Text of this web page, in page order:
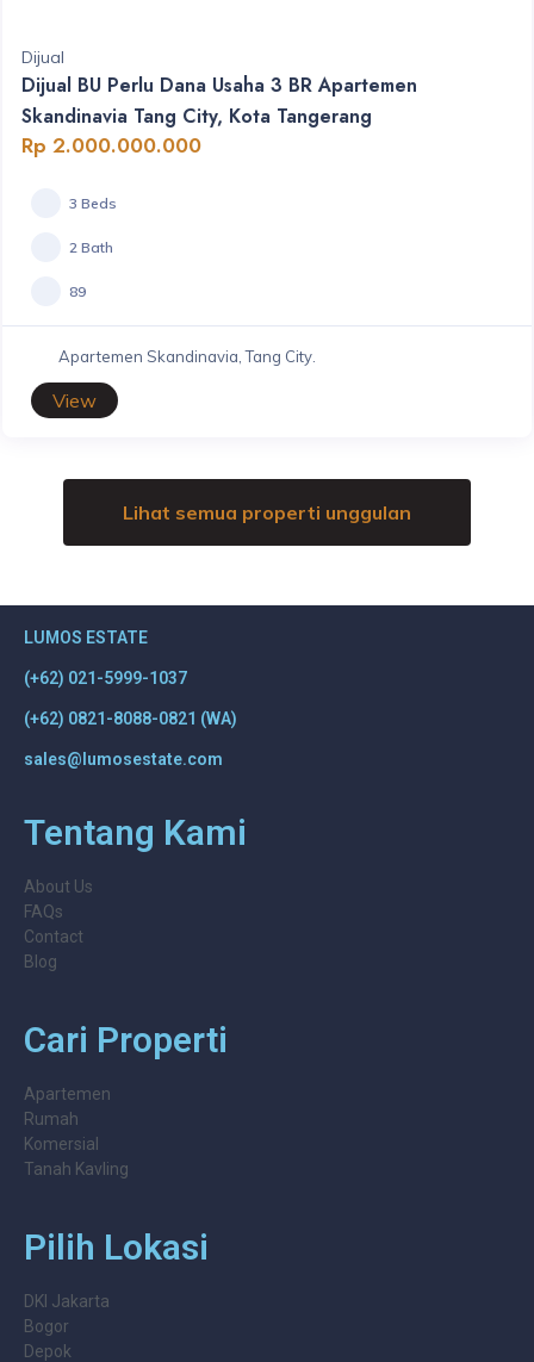
Dijual
Dijual BU Perlu Dana Usaha 3 BR Apartemen
Skandinavia Tang City, Kota Tangerang
Rp 2.000.000.000
3 Beds
2 Bath
89
Apartemen Skandinavia, Tang City.
View
Lihat semua properti unggulan
LUMOS ESTATE
(+62) 021-5999-1037
(+62) 0821-8088-0821 (WA)
sales@lumosestate.com
Tentang Kami
About Us
FAQs
Contact
Blog
Cari Properti
Apartemen
Rumah
Komersial
Tanah Kavling
Pilih Lokasi
DKI Jakarta
Bogor
Depok